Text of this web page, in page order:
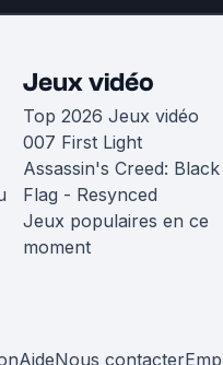
Jeux vidéo
Top 2026 Jeux vidéo
007 First Light
Assassin's Creed: Black
Flag - Resynced
Jeux populaires en ce
moment
AideNous contacter